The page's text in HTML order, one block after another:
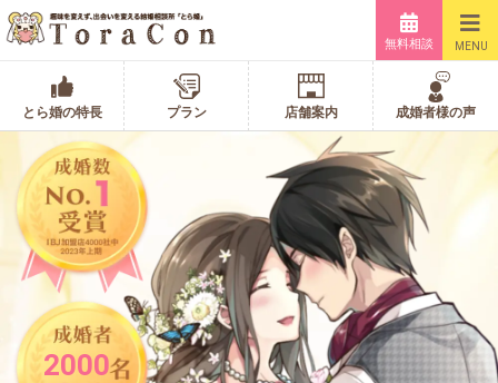
無料相談 MENU
とら婚の特長 プラン 店舗案内 成婚者様の声
2000